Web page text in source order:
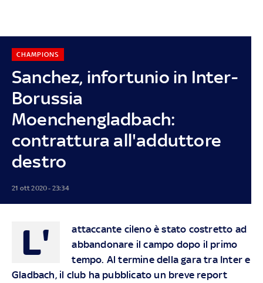
Sanchez, infortunio in Inter-
Borussia
Moenchengladbach:
contrattura all'adduttore
destro
CHAMPIONS
21 ott 2020 - 23:34
L'
attaccante cileno è stato costretto ad
abbandonare il campo dopo il primo
tempo. Al termine della gara tra Inter e
Gladbach, il club ha pubblicato un breve report